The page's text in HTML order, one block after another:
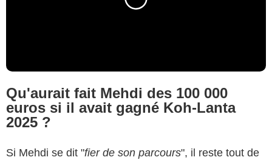
Qu'aurait fait Mehdi des 100 000
euros si il avait gagné Koh-Lanta
2025 ?
Si Mehdi se dit "fier de son parcours", il reste tout de